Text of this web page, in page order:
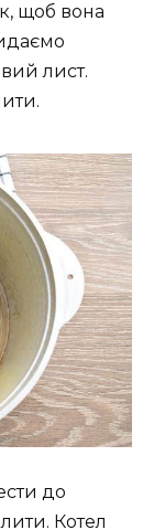
щоб вона
лист.
до
Котел